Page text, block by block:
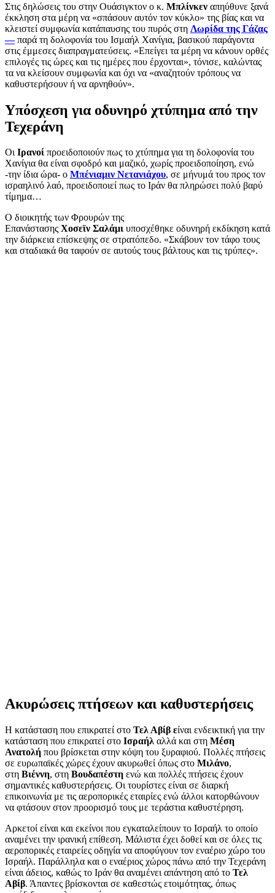
Στις δηλώσεις του στην Ουάσιγκτον ο κ. Μπλίνκεν απηύθυνε ξανά
έκκληση στα μέρη να «σπάσουν αυτόν τον κύκλο» της βίας και να
κλειστεί συμφωνία κατάπαυσης του πυρός στη Λωρίδα της Γάζας
—παρά τη δολοφονία του Ισμαήλ Χανίγια, βασικού παράγοντα
στις έμμεσες διαπραγματεύσεις. «Επείγει τα μέρη να κάνουν ορθές
επιλογές τις ώρες και τις ημέρες που έρχονται», τόνισε, καλώντας
τα να κλείσουν συμφωνία και όχι να «αναζητούν τρόπους να
καθυστερήσουν ή να αρνηθούν».
Υπόσχεση για οδυνηρό χτύπημα από την
Τεχεράνη
ΟιΙρανοί προειδοποιούν πως το χτύπημα για τη δολοφονία του
Χανίγια θα είναι σφοδρό και μαζικό, χωρίς προειδοποίηση, ενώ
-την ίδια ώρα- ο Μπένιαμιν Νετανιάχου, σε μήνυμά του προς τον
ισραηλινό λαό, προειδοποιεί πως το Ιράν θα πληρώσει πολύ βαρύ
τίμημα…
Ο διοικητής των Φρουρών της
Επανάστασης Χοσεϊν Σαλάμι υποσχέθηκε οδυνηρή εκδίκηση κατά
την διάρκεια επίσκεψης σε στρατόπεδο. «Σκάβουν τον τάφο τους
και σταδιακά θα ταφούν σε αυτούς τους βάλτους και τις τρύπες».
Ακυρώσεις πτήσεων και καθυστερήσεις
Η κατάσταση που επικρατεί στο Τελ Αβίβ είναι ενδεικτική για την
κατάσταση που επικρατεί στο Ισραήλ αλλά και στη Μέση
Ανατολή που βρίσκεται στην κόψη του ξυραφιού. Πολλές πτήσεις
σε ευρωπαϊκές χώρες έχουν ακυρωθεί όπως στο Μιλάνο,
στη Βιέννη, στη Βουδαπέστη ενώ και πολλές πτήσεις έχουν
σημαντικές καθυστερήσεις. Οι τουρίστες είναι σε διαρκή
επικοινωνία με τις αεροπορικές εταιρίες ενώ άλλοι κατορθώνουν
να φτάσουν στον προορισμό τους με τεράστια καθυστέρηση.
Αρκετοί είναι και εκείνοι που εγκαταλείπουν το Ισραήλ το οποίο
αναμένει την ιρανική επίθεση. Μάλιστα έχει δοθεί και σε όλες τις
αεροπορικές εταιρείες οδηγία να αποφύγουν τον εναέριο χώρο του
Ισραήλ. Παράλληλα και ο εναέριος χώρος πάνω από την Τεχεράνη
είναι άδειος, καθώς το Ιράν θα αναμένει απάντηση από το Τελ
Αβίβ. Άπαντες βρίσκονται σε καθεστώς ετοιμότητας, όπως